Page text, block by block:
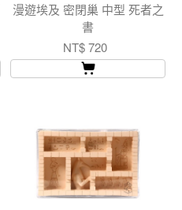
漫遊埃及 密閉巢 中型 死者之
書
NT$ 720